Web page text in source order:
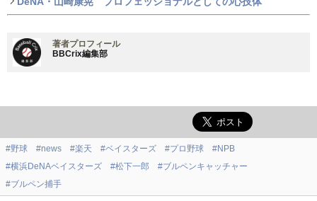
著者プロフィール
BBCrix編集部
#野球 #news #楽天 #ベイスターズ #プロ野球
#NPB
#横浜DeNAベイスターズ
#松下一郎
#ブルペンキャッチャー
#ブルペン捕手